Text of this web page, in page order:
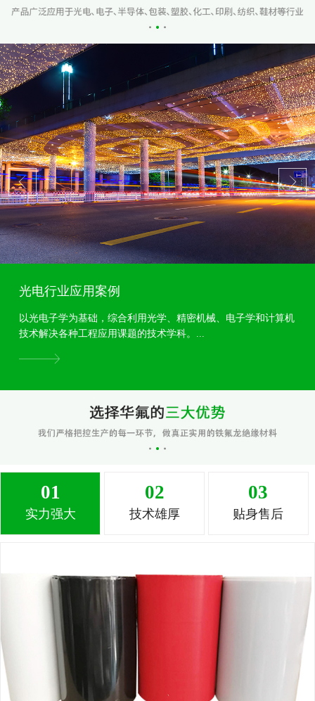
光电行业应用案例
以光电子学为基础，综合利用光学、精密机械、电子学和计算机
技术解决各种工程应用课题的技术学科。...
01
实力强大
02
技术雄厚
03
贴身售后